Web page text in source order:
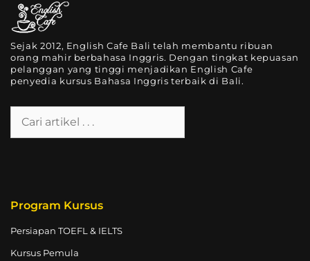
Sejak 2012, English Cafe Bali telah membantu ribuan
orang mahir berbahasa Inggris. Dengan tingkat kepuasan
pelanggan yang tinggi menjadikan English Cafe
penyedia kursus Bahasa Inggris terbaik di Bali.
Program Kursus
Persiapan TOEFL & IELTS
Kursus Pemula